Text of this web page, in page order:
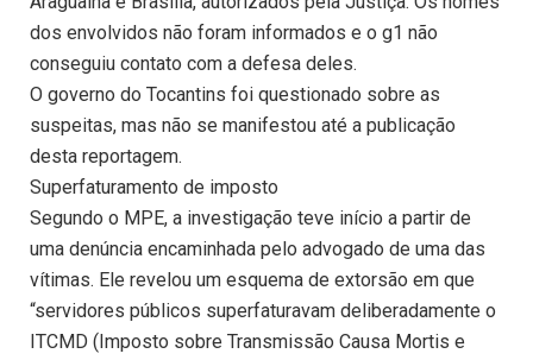
dos envolvidos não foram informados e o g1 não
conseguiu contato com a defesa deles.
O governo do Tocantins foi questionado sobre as
suspeitas, mas não se manifestou até a publicação
desta reportagem.
Superfaturamento de imposto
Segundo o MPE, a investigação teve início a partir de
uma denúncia encaminhada pelo advogado de uma das
vítimas. Ele revelou um esquema de extorsão em que
“servidores públicos superfaturavam deliberadamente o
ITCMD (Imposto sobre Transmissão Causa Mortis e